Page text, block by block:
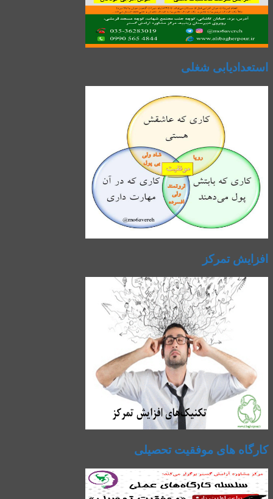
استعدادیابی شغلی
افزایش تمرکز
کارگاه های موفقیت تحصیلی